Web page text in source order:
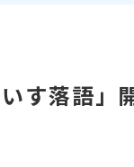
す落語」